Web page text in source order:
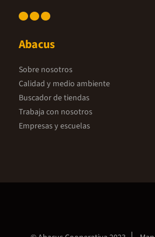
Abacus
Sobre nosotros
Calidad y medio ambiente
Buscador de tiendas
Trabaja con nosotros
Empresas y escuelas